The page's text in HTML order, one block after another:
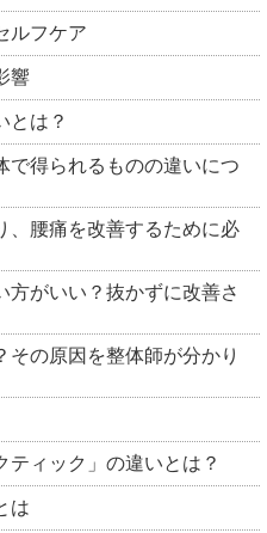
ルフケア
響
とは？
で得られるものの違いにつ
、腰痛を改善するために必
方がいい？抜かずに改善さ
の原因を整体師が分かり
ティック」の違いとは？
は